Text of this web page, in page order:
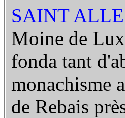
SAINT ALLE
Moine de
fonda tant
monachisme
de Rebais